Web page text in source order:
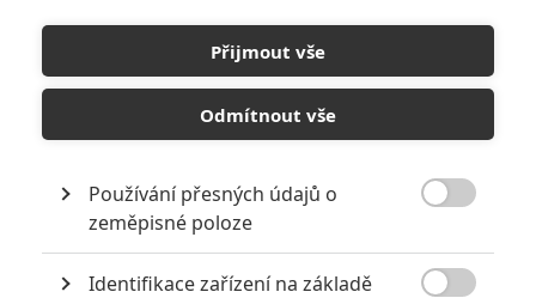
Obsazení filmu Star Trek:
Do temnoty
Herec
Karl Urban
Herec
*/10
Nerecenzováno
Přijmout vše
Odmítnout vše
Používání přesných údajů o
zeměpisné poloze
Identifikace zařízení na základě